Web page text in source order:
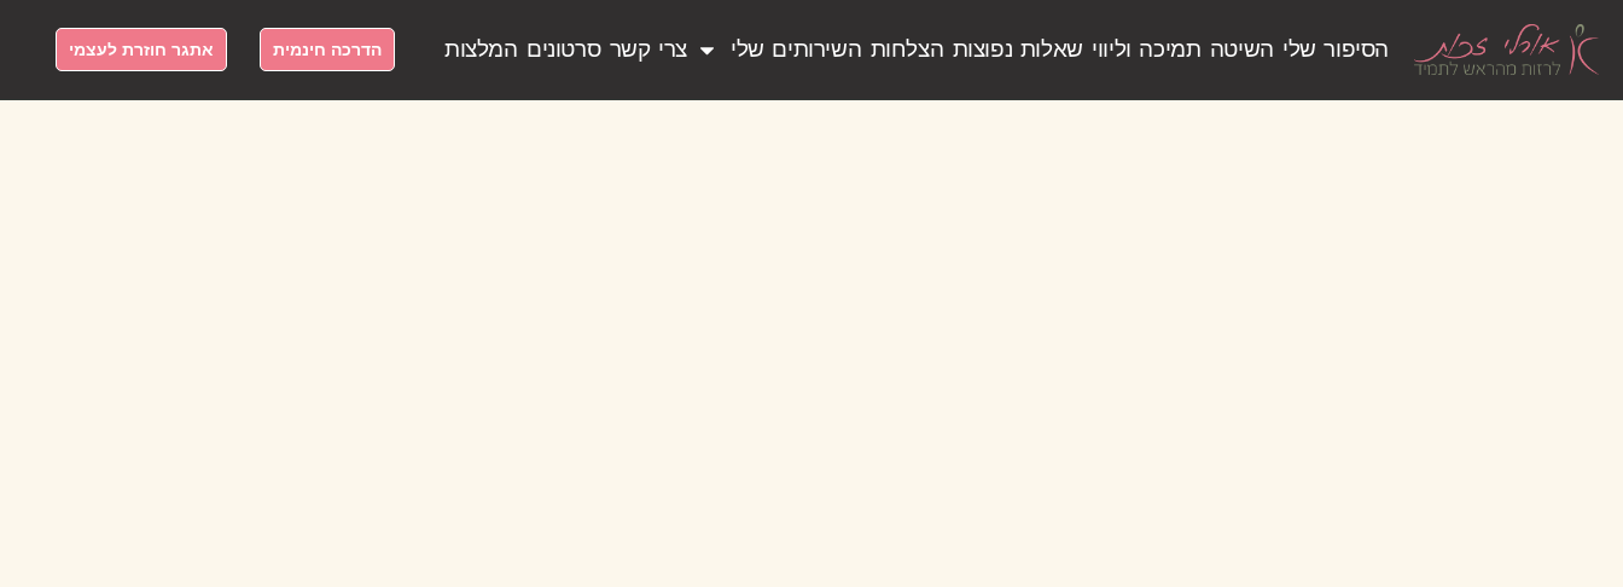
הסיפור שלי השיטה תמיכה וליווי שאלות נפוצות הצלחות השירותים שלי צרי קשר סרטונים המלצות הדרכה חינמית אתגר חוזרת לעצמי